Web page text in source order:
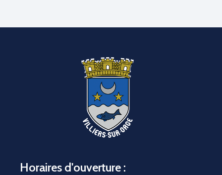
Horaires d'ouverture :